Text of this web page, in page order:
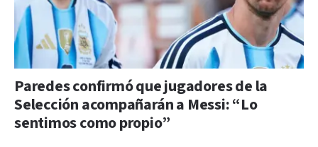
Paredes confirmó que jugadores de la
Selección acompañarán a Messi: “Lo
sentimos como propio”